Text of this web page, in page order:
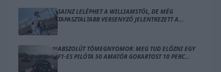
SAINZ LELÉPHET A WILLIAMSTŐL, DE MÉG
TAPASZTALTABB VERSENYZŐ JELENTKEZETT A
ABSZOLÚT TÖMEGNYOMOR: MEG TUD ELŐZNI EGY
F1-ES PILÓTA 50 AMATŐR GOKARTOST 10 PERC